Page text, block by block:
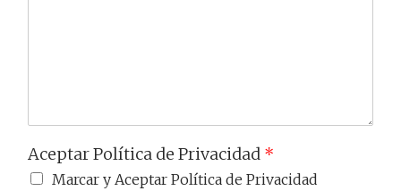
Aceptar Política de Privacidad *
Marcar y Aceptar Política de Privacidad